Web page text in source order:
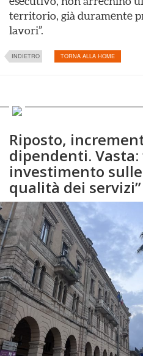
territorio, già duramente
lavori”.
INDIETRO TORNA ALLA HOME
Riposto,
dipendenti. Vasta:
investimento
qualità dei servizi”